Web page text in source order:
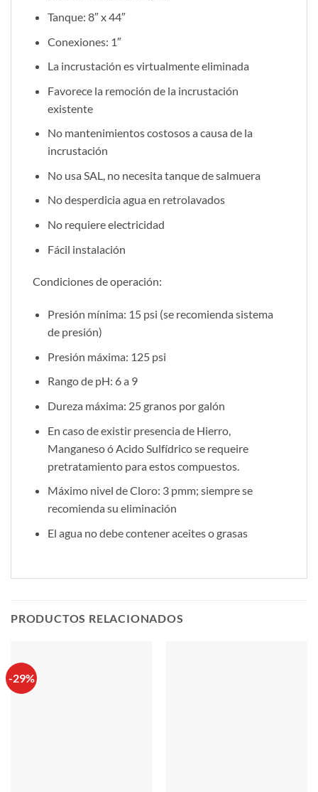
Tanque: 8″ x 44″
Conexiones: 1″
La incrustación es virtualmente eliminada
Favorece la remoción de la incrustación
existente
No mantenimientos costosos a causa de la
incrustación
No usa SAL, no necesita tanque de salmuera
No desperdicia agua en retrolavados
No requiere electricidad
Fácil instalación
Condiciones de operación:
Presión mínima: 15 psi (se recomienda sistema
de presión)
Presión máxima: 125 psi
Rango de pH: 6 a 9
Dureza máxima: 25 granos por galón
En caso de existir presencia de Hierro,
Manganeso ó Acido Sulfídrico se requeire
pretratamiento para estos compuestos.
Máximo nivel de Cloro: 3 pmm; siempre se
recomienda su eliminación
El agua no debe contener aceites o grasas
PRODUCTOS RELACIONADOS
-29%